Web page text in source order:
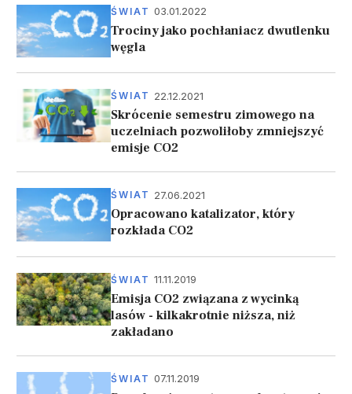
ŚWIAT 03.01.2022
Trociny jako pochłaniacz dwutlenku
węgla
ŚWIAT 22.12.2021
Skrócenie semestru zimowego na
uczelniach pozwoliłoby zmniejszyć
emisje CO2
ŚWIAT 27.06.2021
Opracowano katalizator, który
rozkłada CO2
ŚWIAT 11.11.2019
Emisja CO2 związana z wycinką
lasów - kilkakrotnie niższa, niż
zakładano
ŚWIAT 07.11.2019